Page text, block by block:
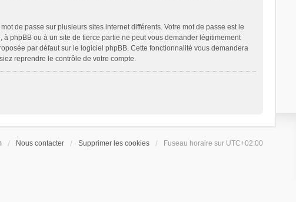
de passe sur plusieurs sites internet différents. Votre mot de passe est le
phpBB ou à un site de tierce partie ne peut vous demander légitimement
par défaut sur le logiciel phpBB. Cette fonctionnalité vous demandera
reprendre le contrôle de votre compte.
Nous contacter Supprimer les cookies Fuseau horaire sur UTC+02:00